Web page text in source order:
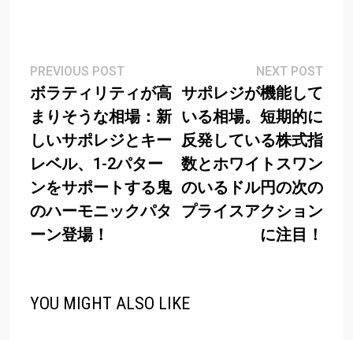
Post
navigation
PREVIOUS POSTPrevious
post:
ボラティリティが高
まりそうな相場：新
しいサポレジとキー
レベル、1-2パター
ンをサポートする鬼
のハーモニックパタ
ーン登場！
NEXT POSTNext
サポレジが機能して
いる相場。短期的に
反発している株式指
数とホワイトスワン
のいるドル円の次の
プライスアクション
に注目！
YOU MIGHT ALSO LIKE